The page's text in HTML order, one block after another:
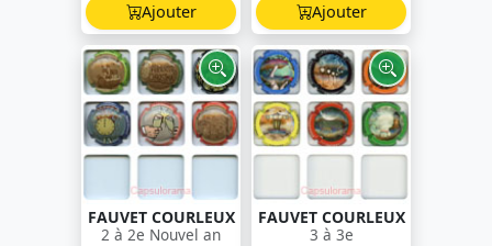
Ajouter Ajouter
FAUVET COURLEUX
2 à 2e Nouvel an
FAUVET COURLEUX
3 à 3e